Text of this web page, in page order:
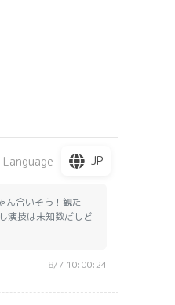
Language JP
ん合いそう！観た
演技は未知数だしど
8/7 10:00:24